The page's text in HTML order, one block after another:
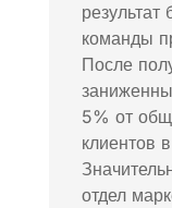
результат
команды
После
5% от
клиентов
отдел